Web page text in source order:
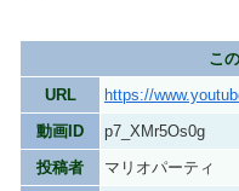
こ
URL
https://
動画ID
p7_XMr5Os0g
投稿者
マリオパーティ